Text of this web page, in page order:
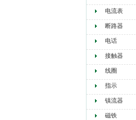
电流表
断路器
电话
接触器
线圈
指示
镇流器
磁铁